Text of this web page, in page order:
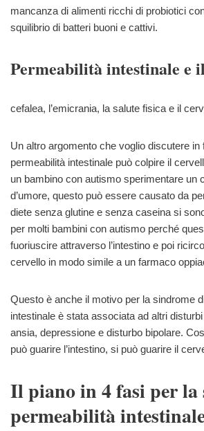
mancanza di alimenti ricchi di probiotici
squilibrio di batteri buoni e cattivi.
Permeabilità intestinale e
cefalea, l’emicrania, la salute fisica e il
Un altro argomento che voglio discutere in
permeabilità intestinale può colpire il
un bambino con autismo sperimentare un
d’umore, questo può essere causato da
diete senza glutine e senza caseina si
per molti bambini con autismo perché
fuoriuscire attraverso l’intestino e poi
cervello in modo simile a un farmaco
Questo è anche il motivo per la sindrome
intestinale è stata associata ad altri
ansia, depressione e disturbo bipolare.
può guarire l’intestino, si può guarire il
Il piano in 4 fasi per la
permeabilità